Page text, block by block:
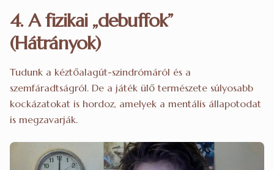
4. A fizikai „debuffok”
(Hátrányok)
Tudunk a kéztőalagút-szindrómáról és a
szemfáradtságról. De a játék ülő természete súlyosabb
kockázatokat is hordoz, amelyek a mentális állapotodat
is megzavarják.